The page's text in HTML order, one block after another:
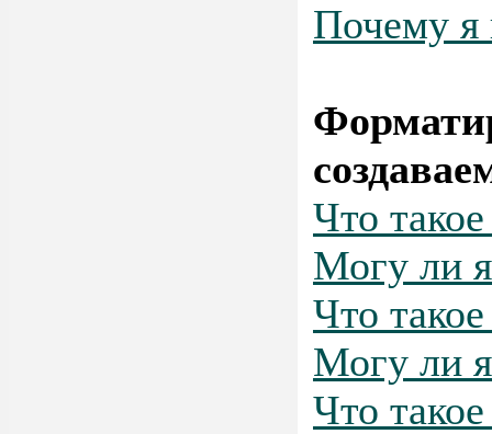
Почему я
Что
Могу ли
Что
Могу ли я
Что